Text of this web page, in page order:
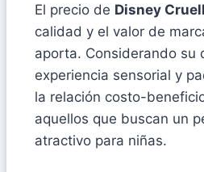
El precio de Disney
calidad y el valor de
aporta. Considerando su
experiencia sensorial y
la relación costo-
aquellos que buscan un
atractivo para niñas.